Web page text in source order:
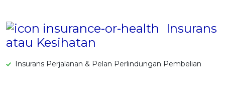
Insurans
atau Kesihatan
Insurans Perjalanan & Pelan Perlindungan Pembelian